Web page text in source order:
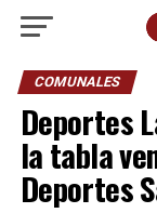
COMUNALES
Deportes
la tabla
Deportes